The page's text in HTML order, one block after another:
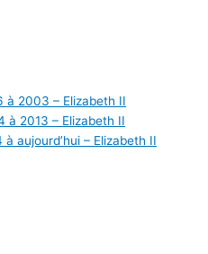
à 2003 – Elizabeth II
à 2013 – Elizabeth II
à aujourd’hui – Elizabeth II